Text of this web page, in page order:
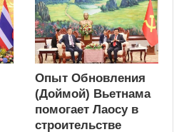
Опыт Обновления
(Доймой) Вьетнама
помогает Лаосу в
строительстве